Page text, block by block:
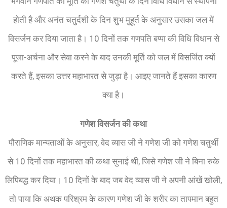
होती है और अनंत चतुर्दशी के दिन शुभ मुहूर्त के अनुसार उसका जल में
विसर्जन कर दिया जाता है। 10 दिनों तक गणपति बप्पा की विधि विधान से
पूजा-अर्चना और सेवा करने के बाद उनकी मूर्ति को जल में विसर्जित क्यों
करते हैं, इसका उत्तर महाभारत से जुड़ा है। आइए जानते हैं इसका कारण
क्या है।
गणेश विसर्जन की कथा
पौराणिक मान्यताओं के अनुसार, वेद व्यास जी ने गणेश जी को गणेश चतुर्थी
से 10 दिनों तक महाभारत की कथा सुनाई थी, जिसे गणेश जी ने बिना रुके
लिपिबद्ध कर दिया। 10 दिनों के बाद जब वेद व्यास जी ने अपनी आंखें खोली,
तो पाया कि अथक परिश्रम के कारण गणेश जी के शरीर का तापमान बहुत